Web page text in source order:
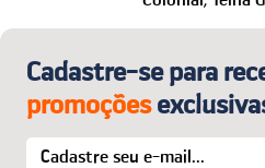
Cadastre-se para
promoções